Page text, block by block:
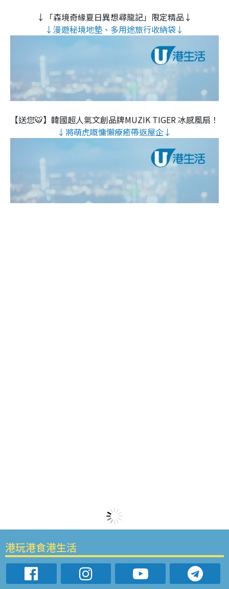
↓「森境奇緣夏日異想尋龍記」限定精品↓
↓漫遊秘境地墊、多用途旅行收納袋↓
【送您🐯】韓國超人氣文創品牌MUZIK TIGER 冰感風扇！
↓將萌虎嘅慵懶療癒帶返屋企↓
港玩港食港生活